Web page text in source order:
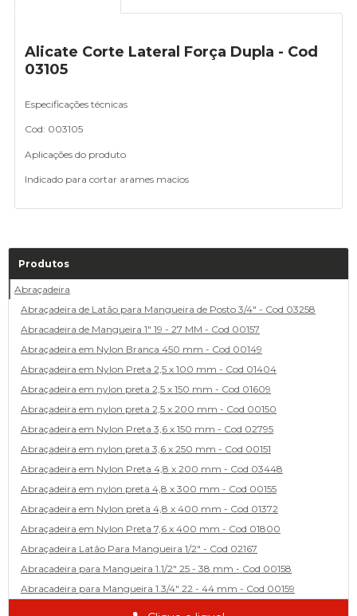
Alicate Corte Lateral Força Dupla - Cod
03105
Especificações técnicas
Cod: 003105
Aplicações do produto
Indicado para cortar arames macios
Produtos
Abraçadeira
Abraçadeira de Latão para Mangueira de Posto 3/4" - Cod 03258
Abracadeira de Mangueira 1" 19 - 27 MM - Cod 00157
Abraçadeira em Nylon Branca 450 mm - Cod 00149
Abraçadeira em Nylon Preta 2,5 x 100 mm - Cod 01404
Abraçadeira em nylon preta 2,5 x 150 mm - Cod 01609
Abraçadeira em nylon preta 2,5 x 200 mm - Cod 00150
Abraçadeira em Nylon Preta 3,6 x 150 mm - Cod 02795
Abraçadeira em nylon preta 3,6 x 250 mm - Cod 00151
Abraçadeira em Nylon Preta 4,8 x 200 mm - Cod 03448
Abraçadeira em nylon preta 4,8 x 300 mm - Cod 00155
Abraçadeira em Nylon preta 4,8 x 400 mm - Cod 01372
Abraçadeira em Nylon Preta 7,6 x 400 mm - Cod 01800
Abraçadeira Latão Para Mangueira 1/2" - Cod 02167
Abracadeira para Mangueira 1.1/2" 25 - 38 mm - Cod 00158
Abracadeira para Mangueira 1.3/4" 22 - 44 mm - Cod 00159
Abracadeira para Mangueira 1/2' 14 - 22 - Cod 02585